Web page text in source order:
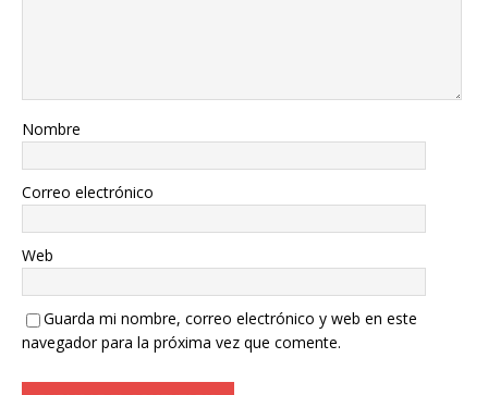
Nombre
Correo electrónico
Web
Guarda mi nombre, correo electrónico y web en este
navegador para la próxima vez que comente.